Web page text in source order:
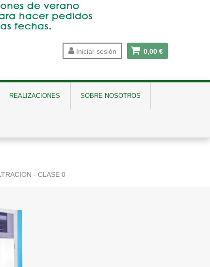
0,00 €
Iniciar sesión
REALIZACIONES SOBRE NOSOTROS
- CLASE 0